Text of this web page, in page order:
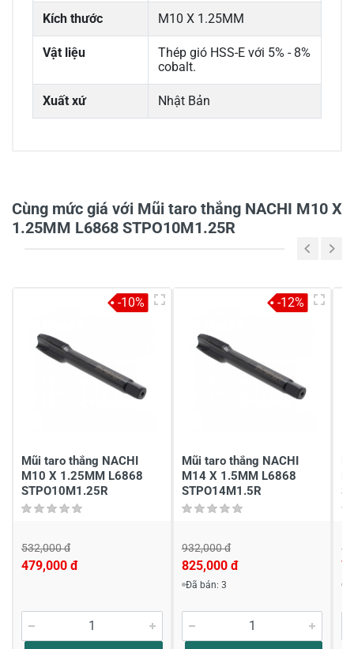
Kích thước M10 X 1.25MM
Vật liệu
Thép gió HSS-E với 5% - 8%
cobalt.
Xuất xứ Nhật Bản
1
Viết nhận xét về sản phẩm
Đánh giá sao
Cùng mức giá với Mũi taro thắng NACHI M10 X
1.25MM L6868 STPO10M1.25R
Mũi taro thắng NACHI
M10 X 1.25MM L6868
STPO10M1.25R
532,000 đ
479,000 đ
-10%
Mũi taro thắng NACHI
M14 X 1.5MM L6868
STPO14M1.5R
932,000 đ
825,000 đ
Đã bán: 3
-12%